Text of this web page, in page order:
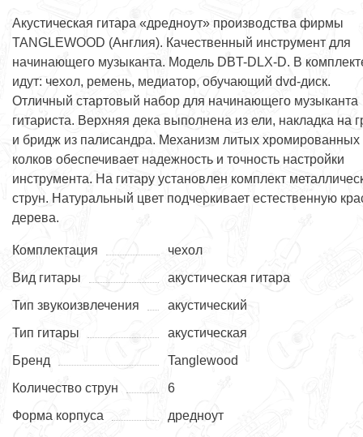
Акустическая гитара «дредноут» производства фирмы
TANGLEWOOD (Англия). Качественный инструмент для
начинающего музыканта. Модель DBT-DLX-D. В
идут: чехол, ремень, медиатор, обучающий dvd-диск.
Отличный стартовый набор для начинающего музыканта
гитариста. Верхняя дека выполнена из ели, накладка на
и бридж из палисандра. Механизм литых хромированных
колков обеспечивает надежность и точность настройки
инструмента. На гитару установлен комплект
струн. Натуральный цвет подчеркивает естественную
дерева.
Комплектация
чехол
Вид гитары
акустическая гитара
Тип звукоизвлечения
акустический
Тип гитары
акустическая
Бренд
Tanglewood
Количество струн
6
Форма корпуса
дредноут